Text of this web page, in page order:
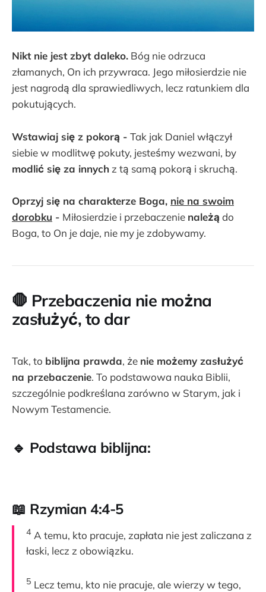
Nikt nie jest zbyt daleko. Bóg nie odrzuca
złamanych, On ich przywraca. Jego miłosierdzie nie
jest nagrodą dla sprawiedliwych, lecz ratunkiem dla
pokutujących.
Wstawiaj się z pokorą - Tak jak Daniel włączył
siebie w modlitwę pokuty, jesteśmy wezwani, by
modlić się za innych z tą samą pokorą i skruchą.
Oprzyj się na charakterze Boga, nie na swoim
dorobku - Miłosierdzie i przebaczenie należą do
Boga, to On je daje, nie my je zdobywamy.
🛑 Przebaczenia nie można
zasłużyć, to dar
Tak, to biblijna prawda, że nie możemy zasłużyć
na przebaczenie. To podstawowa nauka Biblii,
szczególnie podkreślana zarówno w Starym, jak i
Nowym Testamencie.
🔹 Podstawa biblijna:
📖 Rzymian 4:4-5
4 A temu, kto pracuje, zapłata nie jest zaliczana z
łaski, lecz z obowiązku.
5 Lecz temu, kto nie pracuje, ale wierzy w tego,